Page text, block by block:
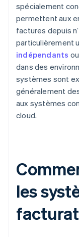
spécialement
permettent aux
factures depuis
particulièrement
indépendants
dans des
systèmes sont
généralement
aux systèmes
cloud.
les